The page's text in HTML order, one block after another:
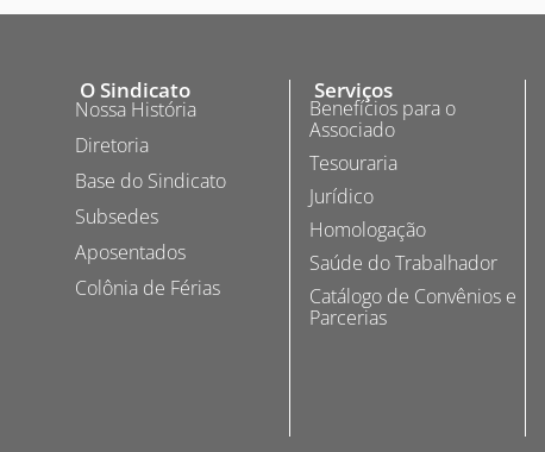
O Sindicato
Nossa História
Diretoria
Base do Sindicato
Subsedes
Aposentados
Colônia de Férias
Serviços
Benefícios para o
Associado
Tesouraria
Jurídico
Homologação
Saúde do Trabalhador
Catálogo de Convênios e
Parcerias